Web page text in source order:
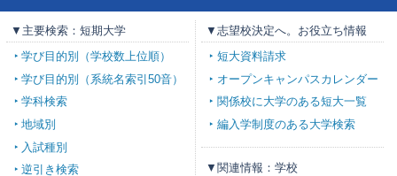
▼主要検索：短期大学
学び目的別（学校数上位順）
学び目的別（系統名索引50音）
学科検索
地域別
入試種別
逆引き検索
▼志望校決定へ。お役立ち情報
短大資料請求
オープンキャンパスカレンダー
関係校に大学のある短大一覧
編入学制度のある大学検索
▼関連情報：学校